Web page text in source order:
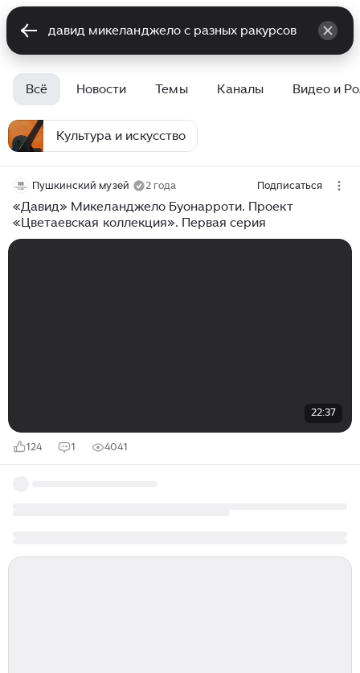
Всё Новости Темы Каналы Видео и
Культура и искусство
Пушкинский музей 2 года Подписаться
«Давид» Микеланджело Буонарроти. Проект
«Цветаевская коллекция». Первая серия
22:37
124 1 4041